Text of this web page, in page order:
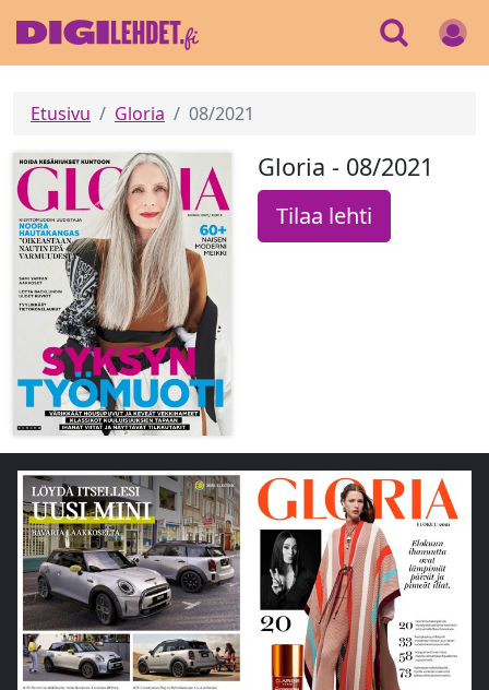
Etusivu Gloria 08/2021
Gloria - 08/2021
Tilaa lehti